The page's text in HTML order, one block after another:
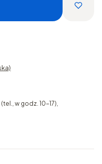
(tel., w godz. 10-17),